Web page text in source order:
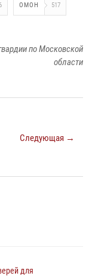
ОМОН 517
по Московской
области
Следующая →
для